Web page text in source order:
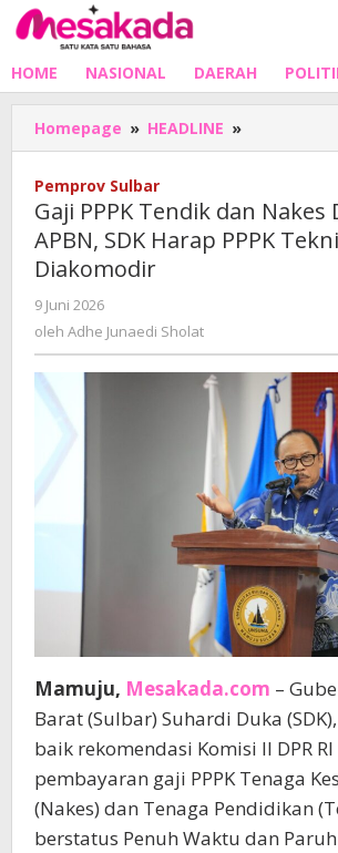
Lewati
ke
HOME NASIONAL DAERAH
Homepage » HEADLINE »
PPPK
Nakes
Diusul
PPPK
Teknis
Juga
Diakomodir
Pemprov Sulbar
Gaji PPPK Tendik dan Nakes
APBN, SDK Harap PPPK
Diakomodir
9 Juni 2026
oleh Adhe Junaedi Sholat
Mamuju, Mesakada.com –
Barat (Sulbar) Suhardi Duka
baik rekomendasi Komisi II DPR
pembayaran gaji PPPK Tenaga
(Nakes) dan Tenaga Pendidikan
berstatus Penuh Waktu dan